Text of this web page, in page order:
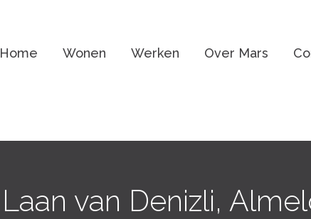
Home Wonen Werken Over Mars
Laan van Denizli,